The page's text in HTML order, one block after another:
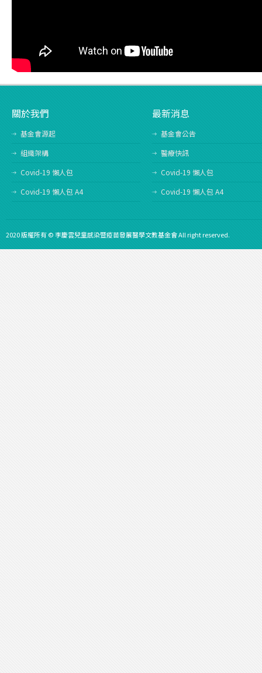
關於我們
基金會源起
組織架構
Covid-19 懶人包
Covid-19 懶人包 A4
最新消息
基金會公告
醫療快訊
Covid-19 懶人包
Covid-19 懶人包 A4
2020 版權所有 © 李慶雲兒童感染暨疫苗發展醫學文教基金會 All right reserved.